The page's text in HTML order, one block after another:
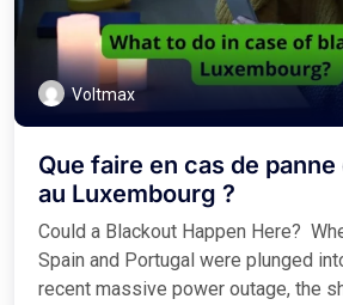
Voltmax
Que faire en cas de
au Luxembourg ?
Could a Blackout Happen Here?
Spain and Portugal were plunged
recent massive power outage, the